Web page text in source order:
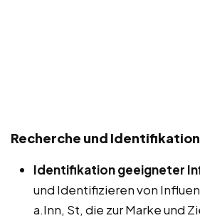
Recherche und Identifikation
Identifikation geeigneter
und Identifizieren von
a.Inn, St, die zur Marke und